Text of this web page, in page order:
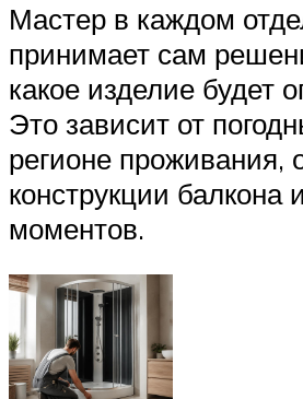
Мастер в каждом
принимает сам
какое изделие будет
Это зависит от
регионе проживания,
конструкции балкона
моментов.